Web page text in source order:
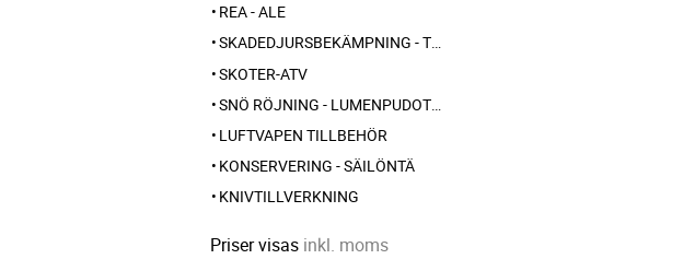
REA - ALE
SKADEDJURSBEKÄMPNING - TUHOLAISTORJUNTA
SKOTER-ATV
SNÖ RÖJNING - LUMENPUDOTUS
LUFTVAPEN TILLBEHÖR
KONSERVERING - SÄILÖNTÄ
KNIVTILLVERKNING
Priser visas inkl. moms